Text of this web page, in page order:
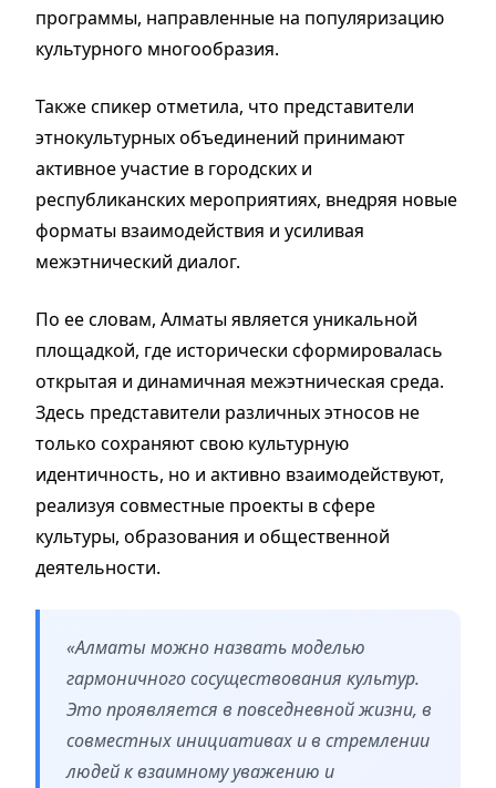
программы, направленные на популяризацию
культурного многообразия.
Также спикер отметила, что представители
этнокультурных объединений принимают
активное участие в городских и
республиканских мероприятиях, внедряя новые
форматы взаимодействия и усиливая
межэтнический диалог.
По ее словам, Алматы является уникальной
площадкой, где исторически сформировалась
открытая и динамичная межэтническая среда.
Здесь представители различных этносов не
только сохраняют свою культурную
идентичность, но и активно взаимодействуют,
реализуя совместные проекты в сфере
культуры, образования и общественной
деятельности.
«Алматы можно назвать моделью
гармоничного сосуществования культур.
Это проявляется в повседневной жизни, в
совместных инициативах и в стремлении
людей к взаимному уважению и